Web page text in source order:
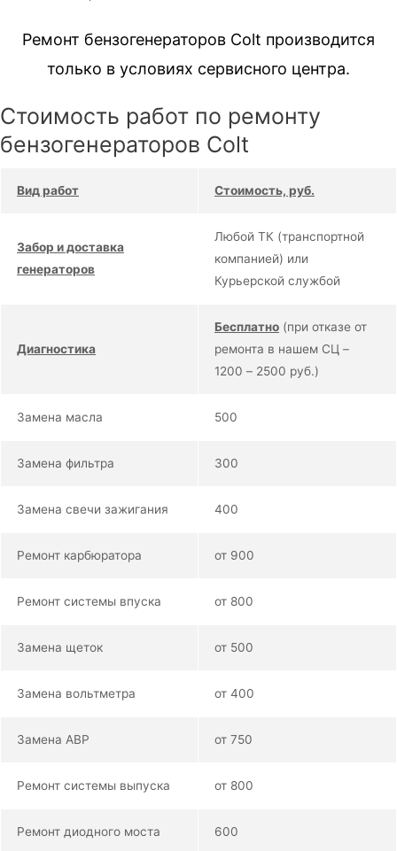
Ремонт бензогенераторов Colt производится
только в условиях сервисного центра.
Стоимость работ по ремонту
бензогенераторов Colt
Вид работ Стоимость, руб.
Забор и доставка
генераторов
Любой ТК (транспортной
компанией) или
Курьерской службой
Диагностика
Бесплатно (при отказе от
ремонта в нашем СЦ –
1200 – 2500 руб.)
Замена масла 500
Замена фильтра 300
Замена свечи зажигания 400
Ремонт карбюратора от 900
Ремонт системы впуска от 800
Замена щеток от 500
Замена вольтметра от 400
Замена АВР от 750
Ремонт системы выпуска от 800
Ремонт диодного моста 600